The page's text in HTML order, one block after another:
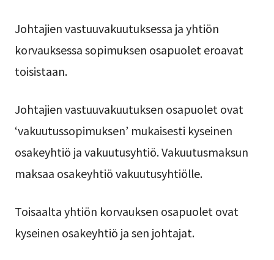
Johtajien vastuuvakuutuksessa ja yhtiön
korvauksessa sopimuksen osapuolet eroavat
toisistaan.
Johtajien vastuuvakuutuksen osapuolet ovat
‘vakuutussopimuksen’ mukaisesti kyseinen
osakeyhtiö ja vakuutusyhtiö. Vakuutusmaksun
maksaa osakeyhtiö vakuutusyhtiölle.
Toisaalta yhtiön korvauksen osapuolet ovat
kyseinen osakeyhtiö ja sen johtajat.